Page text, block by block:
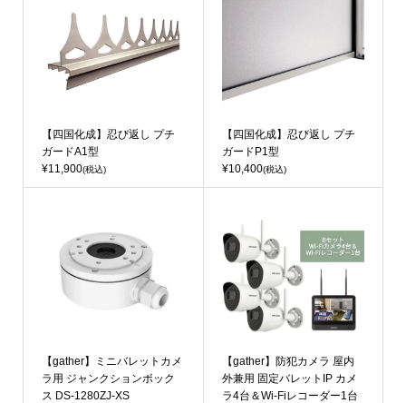
【四国化成】忍び返し プチ
ガードA1型
¥11,900(税込)
【四国化成】忍び返し プチ
ガードP1型
¥10,400(税込)
【gather】ミニバレットカメ
ラ用 ジャンクションボック
ス DS-1280ZJ-XS
【gather】防犯カメラ 屋内
外兼用 固定バレットIP カメ
ラ4台＆Wi-Fiレコーダー1台